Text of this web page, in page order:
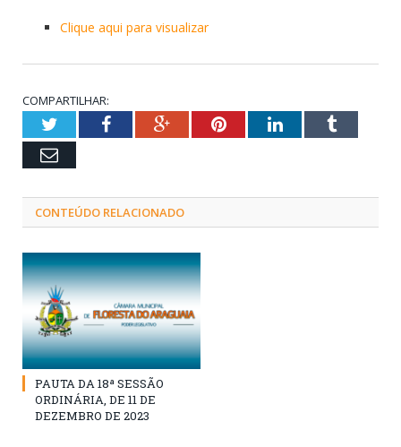
Clique aqui para visualizar
COMPARTILHAR:
TwitterFacebookGoogle+PinterestLinkedInTumblr
Email
CONTEÚDO RELACIONADO
PAUTA DA 18ª SESSÃO
ORDINÁRIA, DE 11 DE
DEZEMBRO DE 2023